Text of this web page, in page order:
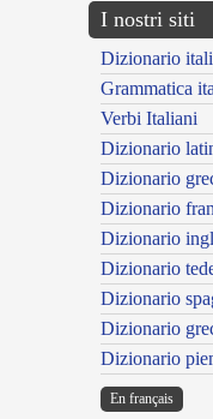
I nostri siti
Dizionario
Grammatica
Verbi Italiani
Dizionario
Dizionario
Dizionario
Dizionario
Dizionario
Dizionario
Dizionario
Dizionario
En français